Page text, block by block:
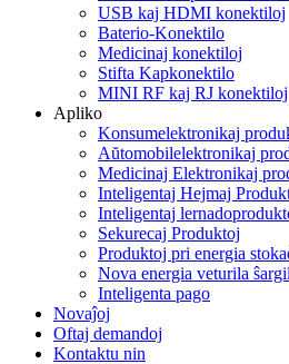
USB kaj HDMI konektiloj
Baterio-Konektilo
Medicinaj konektiloj
Stifta Kapkonektilo
MINI RF kaj RJ konektiloj
Apliko
Konsumelektronikaj
Aŭtomobilelektronikaj
Medicinaj Elektronikaj
Inteligentaj Hejmaj
Inteligentaj
Sekurecaj Produktoj
Produktoj pri energia
Nova energia veturila
Inteligenta pago
Novaĵoj
Oftaj demandoj
Kontaktu nin